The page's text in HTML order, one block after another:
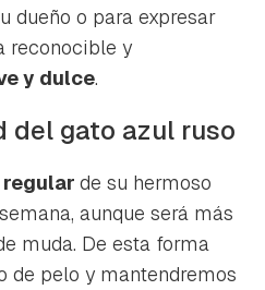
dueño o para expresar
reconocible y
y dulce.
del gato azul ruso
de su hermoso
aunque será más
muda. De esta forma
de pelo y mantendremos